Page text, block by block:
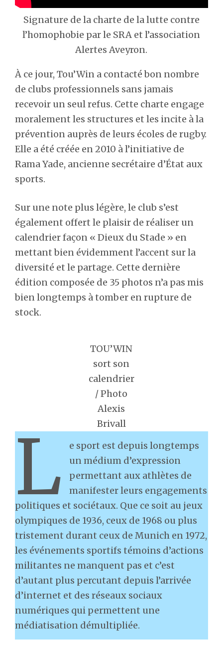
Signature de la charte de la lutte contre
l’homophobie par le SRA et l’association
Alertes Aveyron.
À ce jour, Tou’Win a contacté bon nombre
de clubs professionnels sans jamais
recevoir un seul refus. Cette charte engage
moralement les structures et les incite à la
prévention auprès de leurs écoles de rugby.
Elle a été créée en 2010 à l’initiative de
Rama Yade, ancienne secrétaire d’État aux
sports.
Sur une note plus légère, le club s’est
également offert le plaisir de réaliser un
calendrier façon « Dieux du Stade » en
mettant bien évidemment l’accent sur la
diversité et le partage. Cette dernière
édition composée de 35 photos n’a pas mis
bien longtemps à tomber en rupture de
stock.
TOU’WIN
sort son
calendrier
/ Photo
Alexis
Brivall
L
e sport est depuis longtemps
un médium d’expression
permettant aux athlètes de
manifester leurs engagements
politiques et sociétaux. Que ce soit au jeux
olympiques de 1936, ceux de 1968 ou plus
tristement durant ceux de Munich en 1972,
les événements sportifs témoins d’actions
militantes ne manquent pas et c’est
d’autant plus percutant depuis l’arrivée
d’internet et des réseaux sociaux
numériques qui permettent une
médiatisation démultipliée.